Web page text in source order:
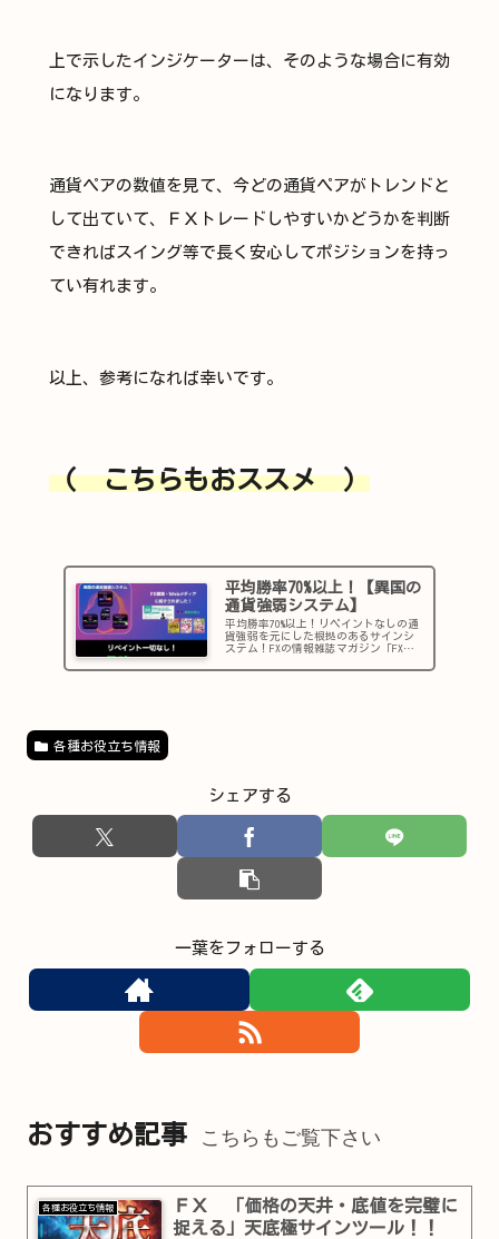
上で示したインジケーターは、そのような場合に有効
になります。
通貨ペアの数値を見て、今どの通貨ペアがトレンドと
して出ていて、ＦＸトレードしやすいかどうかを判断
できればスイング等で長く安心してポジションを持っ
てい有れます。
以上、参考になれば幸いです。
（ こちらもおススメ ）
平均勝率70%以上！【異国の
通貨強弱システム】
平均勝率70%以上！リペイントなしの通
貨強弱を元にした根拠のあるサインシ
ステム！FXの情報雑誌マガジン「FX攻
した「異国の戦士」が開発したインジ
各種お役立ち情報
シェアする
一葉をフォローする
おすすめ記事 こちらもご覧下さい
各種お役立ち情報
ＦＸ 「価格の天井・底値を完璧に
捉える」天底極サインツール！！